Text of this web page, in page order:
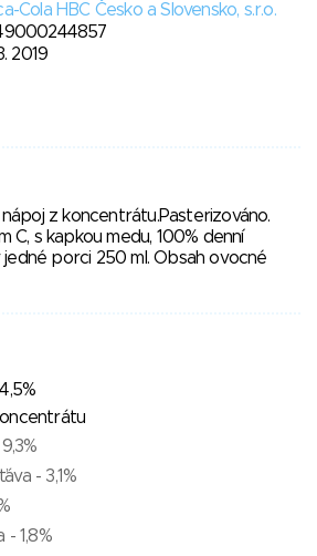
Cola HBC Česko a Slovensko, s.r.o.
2019
z koncentrátu.Pasterizováno.
C, s kapkou medu, 100% denní
porci 250 ml. Obsah ovocné
- 3,1%
- 1,8%